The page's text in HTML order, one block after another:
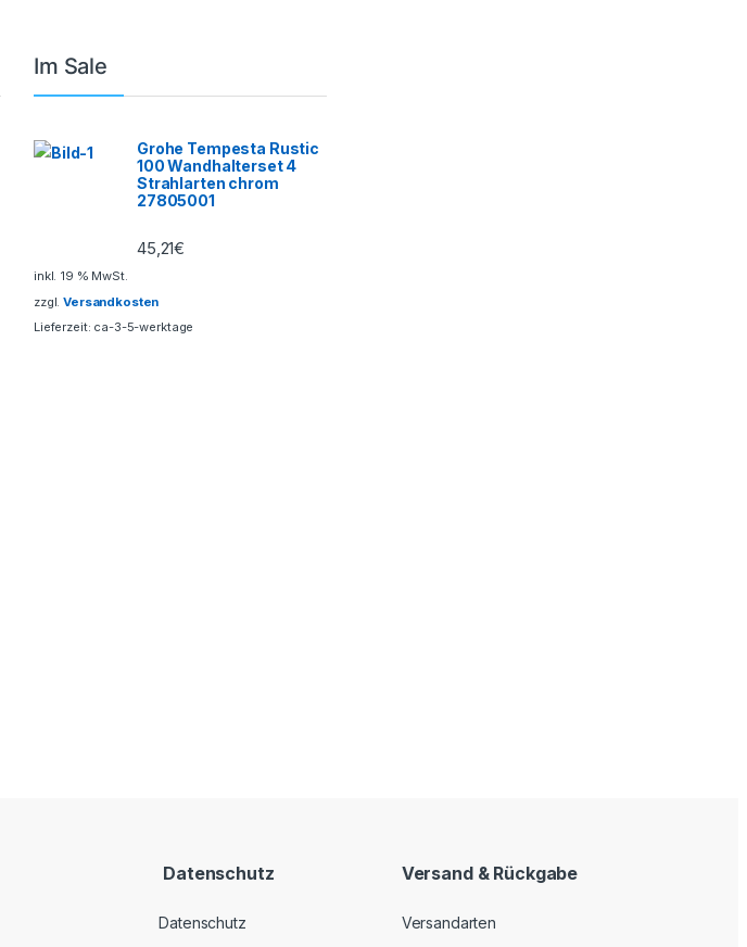
Im Sale
Grohe Tempesta Rustic
100 Wandhalterset 4
Strahlarten chrom
27805001
45,21€
inkl. 19 % MwSt.
zzgl.Versandkosten
Lieferzeit: ca-3-5-werktage
Datenschutz
Datenschutz
Versand & Rückgabe
Versandarten